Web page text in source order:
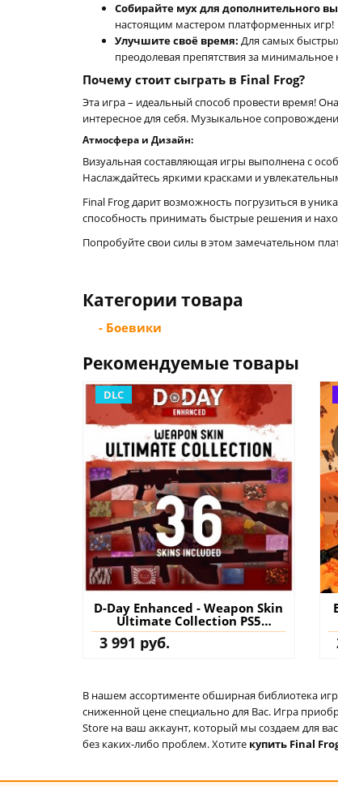
Собирайте мух для дополнительного
настоящим мастером платформенных игр!
Улучшите своё время: Для самых
преодолевая препятствия за минимальное
Почему стоит сыграть в Final Frog?
Эта игра – идеальный способ провести время!
интересное для себя. Музыкальное
Атмосфера и Дизайн:
Визуальная составляющая игры выполнена с
Наслаждайтесь яркими красками и
Final Frog дарит возможность погрузиться в
способность принимать быстрые решения и
Попробуйте свои силы в этом замечательном
Категории товара
- Боевики
Рекомендуемые товары
DLC
D-Day Enhanced - Weapon Skin
Ultimate Collection PS5
(Турция) купить дополнение
на аккаунт
3 991 руб.
В нашем ассортименте обширная библиотека
сниженной цене специально для Вас. Игра
Store на ваш аккаунт, который мы создаем для
без каких-либо проблем. Хотите купить Final